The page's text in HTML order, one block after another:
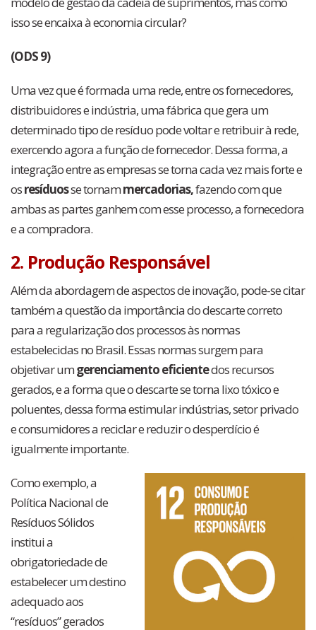
isso se encaixa à economia circular?
(ODS 9)
Uma vez que é formada uma rede, entre os fornecedores,
distribuidores e indústria, uma fábrica que gera um
determinado tipo de resíduo pode voltar e retribuir à rede,
exercendo agora a função de fornecedor. Dessa forma, a
integração entre as empresas se torna cada vez mais forte e
osresíduosse tornammercadorias,fazendo com que
ambas as partes ganhem com esse processo, a fornecedora
e a compradora.
2. Produção Responsável
Além da abordagem de aspectos de inovação, pode-se citar
também a questão da importância do descarte correto
para a regularização dos processos às normas
estabelecidas no Brasil. Essas normas surgem para
objetivar umgerenciamento eficientedos recursos
gerados, e a forma que o descarte se torna lixo tóxico e
poluentes, dessa forma estimular indústrias, setor privado
e consumidores a reciclar e reduzir o desperdício é
igualmente importante.
Como exemplo, a
Política Nacional de
Resíduos Sólidos
institui a
obrigatoriedade de
estabelecer um destino
adequado aos
“resíduos” gerados